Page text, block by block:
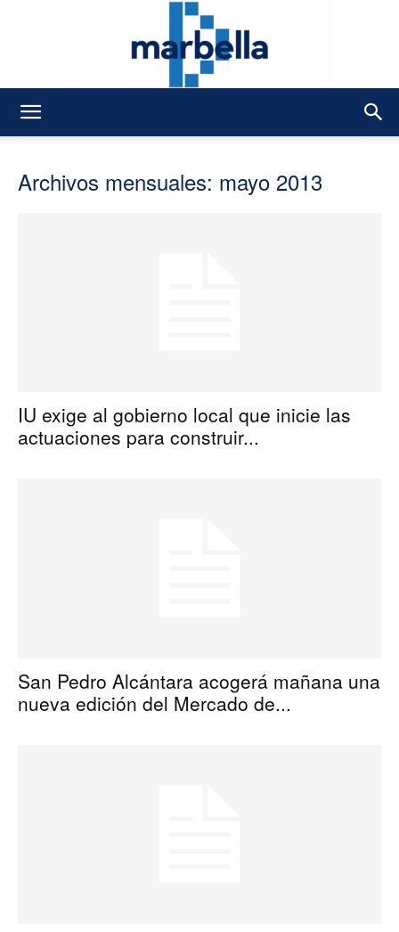
Archivos mensuales: mayo 2013
IU exige al gobierno local que inicie las
actuaciones para construir...
San Pedro Alcántara acogerá mañana una
nueva edición del Mercado de...